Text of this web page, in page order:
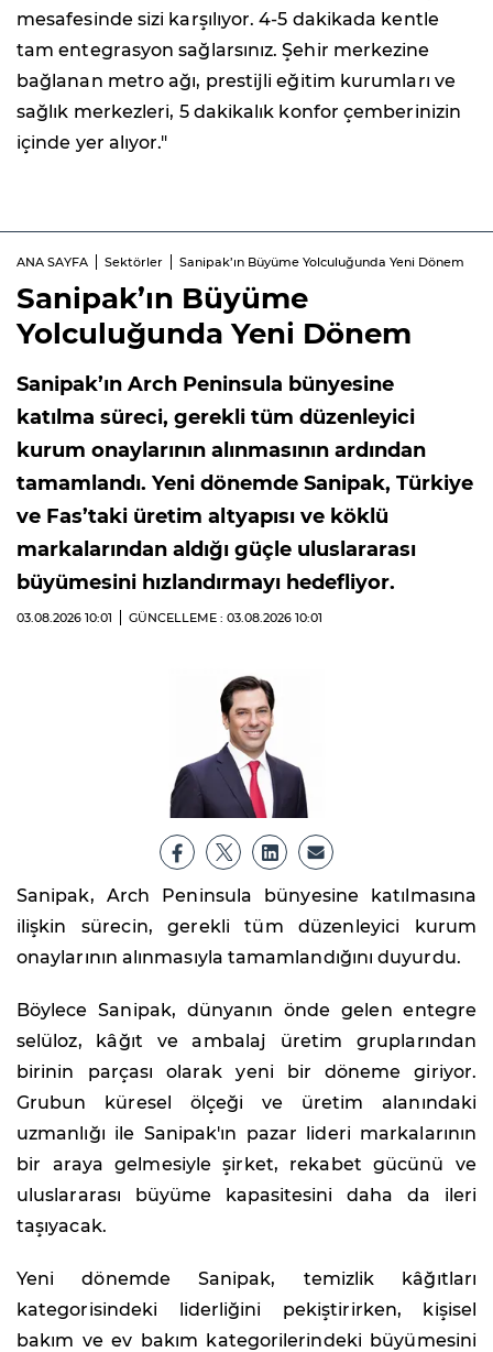
mesafesinde sizi karşılıyor. 4-5 dakikada kentle
tam entegrasyon sağlarsınız. Şehir merkezine
bağlanan metro ağı, prestijli eğitim kurumları ve
sağlık merkezleri, 5 dakikalık konfor çemberinizin
içinde yer alıyor."
ANA SAYFA Sektörler Sanipak’ın Büyüme Yolculuğunda Yeni Dönem
Sanipak’ın Büyüme
Yolculuğunda Yeni Dönem
Sanipak’ın Arch Peninsula bünyesine
katılma süreci, gerekli tüm düzenleyici
kurum onaylarının alınmasının ardından
tamamlandı. Yeni dönemde Sanipak, Türkiye
ve Fas’taki üretim altyapısı ve köklü
markalarından aldığı güçle uluslararası
büyümesini hızlandırmayı hedefliyor.
03.08.2026 10:01 GÜNCELLEME : 03.08.2026 10:01
Sanipak, Arch Peninsula bünyesine katılmasına
ilişkin sürecin, gerekli tüm düzenleyici kurum
onaylarının alınmasıyla tamamlandığını duyurdu.
Böylece Sanipak, dünyanın önde gelen entegre
selüloz, kâğıt ve ambalaj üretim gruplarından
birinin parçası olarak yeni bir döneme giriyor.
Grubun küresel ölçeği ve üretim alanındaki
uzmanlığı ile Sanipak'ın pazar lideri markalarının
bir araya gelmesiyle şirket, rekabet gücünü ve
uluslararası büyüme kapasitesini daha da ileri
taşıyacak.
Yeni dönemde Sanipak, temizlik kâğıtları
kategorisindeki liderliğini pekiştirirken, kişisel
bakım ve ev bakım kategorilerindeki büyümesini